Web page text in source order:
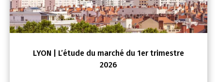
LYON | L’étude du marché du 1er trimestre
2026